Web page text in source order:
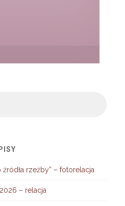
rzeźby” – fotorelacja
– relacja